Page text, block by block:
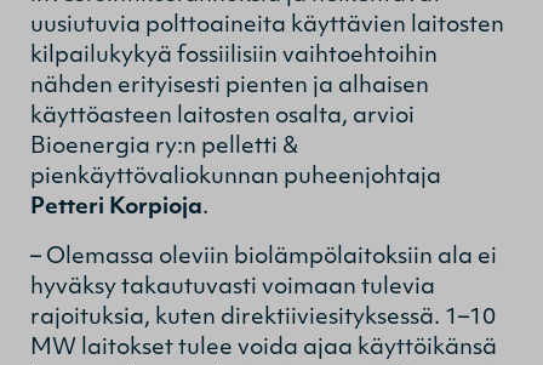
uusiutuvia polttoaineita käyttävien laitosten
kilpailukykyä fossiilisiin vaihtoehtoihin
nähden erityisesti pienten ja alhaisen
käyttöasteen laitosten osalta, arvioi
Bioenergia ry:n pelletti &
pienkäyttövaliokunnan puheenjohtaja
Petteri Korpioja.
– Olemassa oleviin biolämpölaitoksiin ala ei
hyväksy takautuvasti voimaan tulevia
rajoituksia, kuten direktiiviesityksessä. 1–10
MW laitokset tulee voida ajaa käyttöikänsä